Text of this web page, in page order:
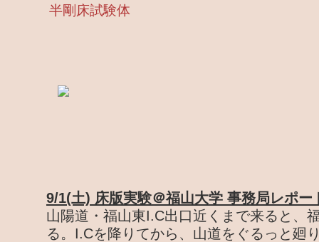
半剛床試験体
9/1(土) 床版実験＠福山大学 事務局レポー
山陽道・福山東I.C出口近くまで来ると、
る。I.Cを降りてから、山道をぐるっと廻